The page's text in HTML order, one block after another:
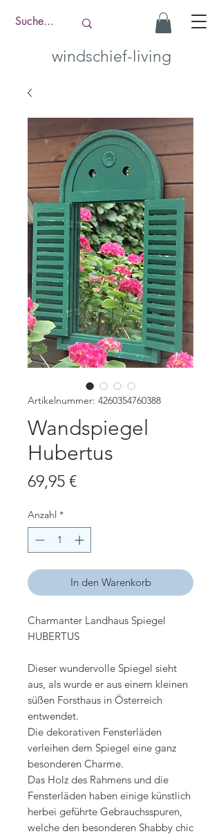
windschief-living
Artikelnummer: 4260354760388
Wandspiegel
Hubertus
69,95 €Preis
Anzahl *
In den Warenkorb
Charmanter Landhaus Spiegel
HUBERTUS
Dieser wundervolle Spiegel sieht
aus, als wurde er aus einem kleinen
süßen Forsthaus in Österreich
entwendet.
Die dekorativen Fensterläden
verleihen dem Spiegel eine ganz
besonderen Charme.
Das Holz des Rahmens und die
Fensterläden haben einige künstlich
herbei geführte Gebrauchsspuren,
welche den besonderen Shabby chic